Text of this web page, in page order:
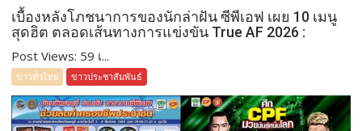
เบื้องหลังโภชนาการของนักล่าฝัน ซีพีเอฟ เผย 10 เมนู
สุดฮิต ตลอดเส้นทางการแข่งขัน True AF 2026 :
Post Views: 59 เ...
ข่าวทั่วไทย ข่าวประชาสัมพันธ์